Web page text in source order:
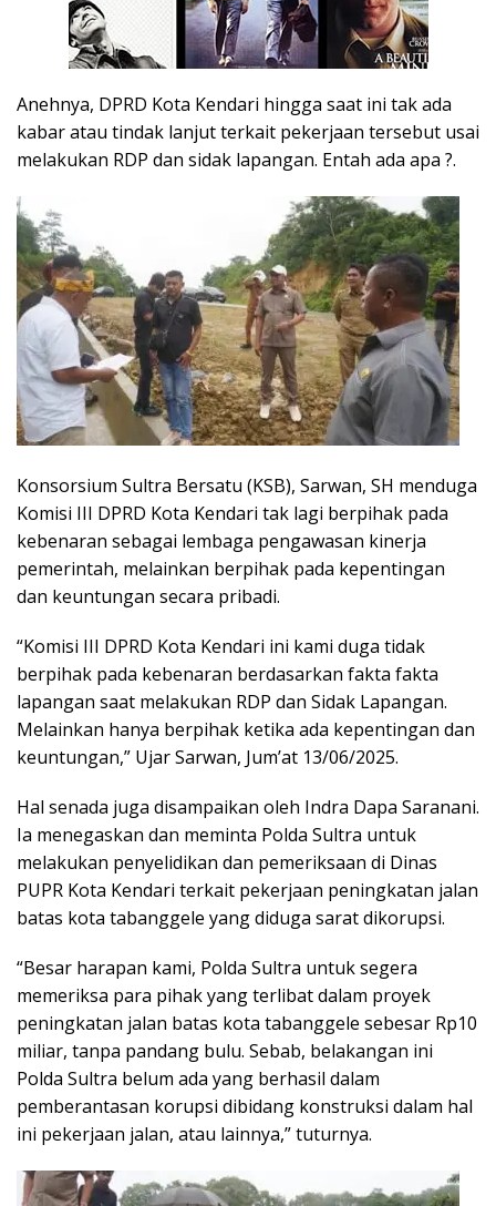
Anehnya, DPRD Kota Kendari hingga saat ini tak ada
kabar atau tindak lanjut terkait pekerjaan tersebut usai
melakukan RDP dan sidak lapangan. Entah ada apa ?.
Konsorsium Sultra Bersatu (KSB), Sarwan, SH menduga
Komisi III DPRD Kota Kendari tak lagi berpihak pada
kebenaran sebagai lembaga pengawasan kinerja
pemerintah, melainkan berpihak pada kepentingan
dan keuntungan secara pribadi.
“Komisi III DPRD Kota Kendari ini kami duga tidak
berpihak pada kebenaran berdasarkan fakta fakta
lapangan saat melakukan RDP dan Sidak Lapangan.
Melainkan hanya berpihak ketika ada kepentingan dan
keuntungan,” Ujar Sarwan, Jum’at 13/06/2025.
Hal senada juga disampaikan oleh Indra Dapa Saranani.
Ia menegaskan dan meminta Polda Sultra untuk
melakukan penyelidikan dan pemeriksaan di Dinas
PUPR Kota Kendari terkait pekerjaan peningkatan jalan
batas kota tabanggele yang diduga sarat dikorupsi.
“Besar harapan kami, Polda Sultra untuk segera
memeriksa para pihak yang terlibat dalam proyek
peningkatan jalan batas kota tabanggele sebesar Rp10
miliar, tanpa pandang bulu. Sebab, belakangan ini
Polda Sultra belum ada yang berhasil dalam
pemberantasan korupsi dibidang konstruksi dalam hal
ini pekerjaan jalan, atau lainnya,” tuturnya.